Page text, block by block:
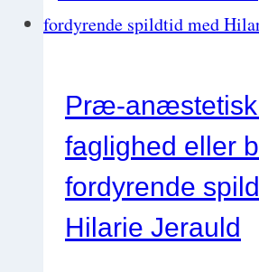
hos
hund
Præ-anæstetisk
faglighed eller
fordyrende
Hilarie Jerauld